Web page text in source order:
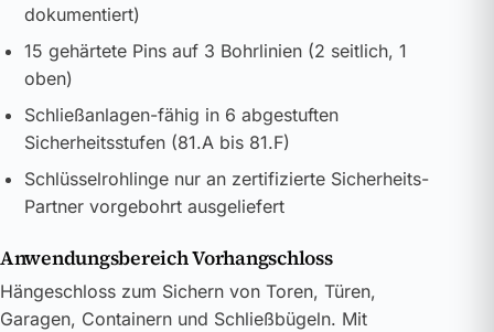
dokumentiert)
15 gehärtete Pins auf 3 Bohrlinien (2 seitlich, 1
oben)
Schließanlagen-fähig in 6 abgestuften
Sicherheitsstufen (81.A bis 81.F)
Schlüsselrohlinge nur an zertifizierte Sicherheits-
Partner vorgebohrt ausgeliefert
Anwendungsbereich Vorhangschloss
Hängeschloss zum Sichern von Toren, Türen,
Garagen, Containern und Schließbügeln. Mit